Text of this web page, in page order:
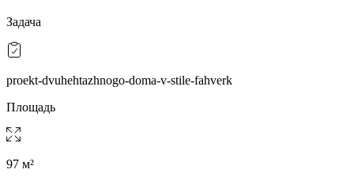
Задача
proekt-dvuhehtazhnogo-doma-v-stile-fahverk
Площадь
97 м²